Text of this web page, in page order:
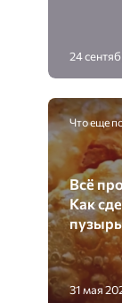
24
Что еще
Всё
Как
31 мая